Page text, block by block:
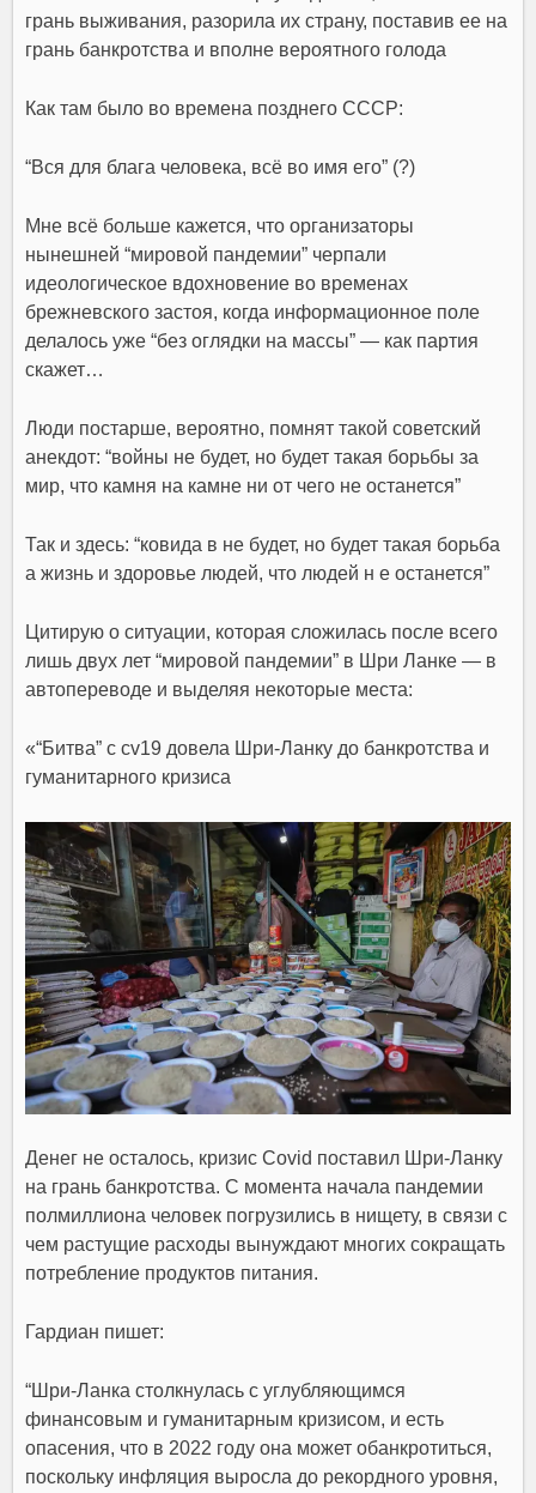
грань выживания, разорила их страну, поставив ее на
грань банкротства и вполне вероятного голода
Как там было во времена позднего СССР:
“Вся для блага человека, всё во имя его” (?)
Мне всё больше кажется, что организаторы
нынешней “мировой пандемии” черпали
идеологическое вдохновение во временах
брежневского застоя, когда информационное поле
делалось уже “без оглядки на массы” — как партия
скажет…
Люди постарше, вероятно, помнят такой советский
анекдот: “войны не будет, но будет такая борьбы за
мир, что камня на камне ни от чего не останется”
Так и здесь: “ковида в не будет, но будет такая борьба
а жизнь и здоровье людей, что людей н е останется”
Цитирую о ситуации, которая сложилась после всего
лишь двух лет “мировой пандемии” в Шри Ланке — в
автопереводе и выделяя некоторые места:
«“Битва” с cv19 довела Шри-Ланку до банкротства и
гуманитарного кризиса
Денег не осталось, кризис Covid поставил Шри-Ланку
на грань банкротства. С момента начала пандемии
полмиллиона человек погрузились в нищету, в связи с
чем растущие расходы вынуждают многих сокращать
потребление продуктов питания.
Гардиан пишет:
“Шри-Ланка столкнулась с углубляющимся
финансовым и гуманитарным кризисом, и есть
опасения, что в 2022 году она может обанкротиться,
поскольку инфляция выросла до рекордного уровня,